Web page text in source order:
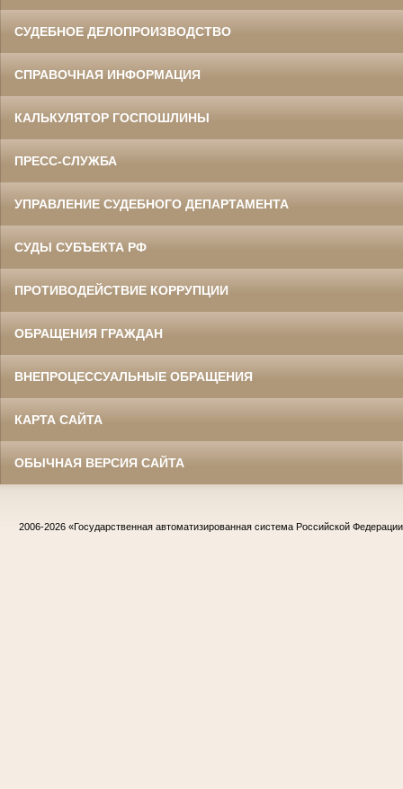
СУДЕБНОЕ ДЕЛОПРОИЗВОДСТВО
СПРАВОЧНАЯ ИНФОРМАЦИЯ
КАЛЬКУЛЯТОР ГОСПОШЛИНЫ
ПРЕСС-СЛУЖБА
УПРАВЛЕНИЕ СУДЕБНОГО ДЕПАРТАМЕНТА
СУДЫ СУБЪЕКТА РФ
ПРОТИВОДЕЙСТВИЕ КОРРУПЦИИ
ОБРАЩЕНИЯ ГРАЖДАН
ВНЕПРОЦЕССУАЛЬНЫЕ ОБРАЩЕНИЯ
КАРТА САЙТА
ОБЫЧНАЯ ВЕРСИЯ САЙТА
2006-2026 «Государственная автоматизированная система Российской